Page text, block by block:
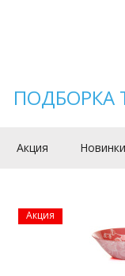
ПОДБОРКА
Акция Новинки
Акция